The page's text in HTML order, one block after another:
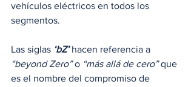
vehículos eléctricos en todos los
segmentos.
Las siglas ‘bZ’ hacen referencia a
“beyond Zero” o “más allá de cero” que
es el nombre del compromiso de